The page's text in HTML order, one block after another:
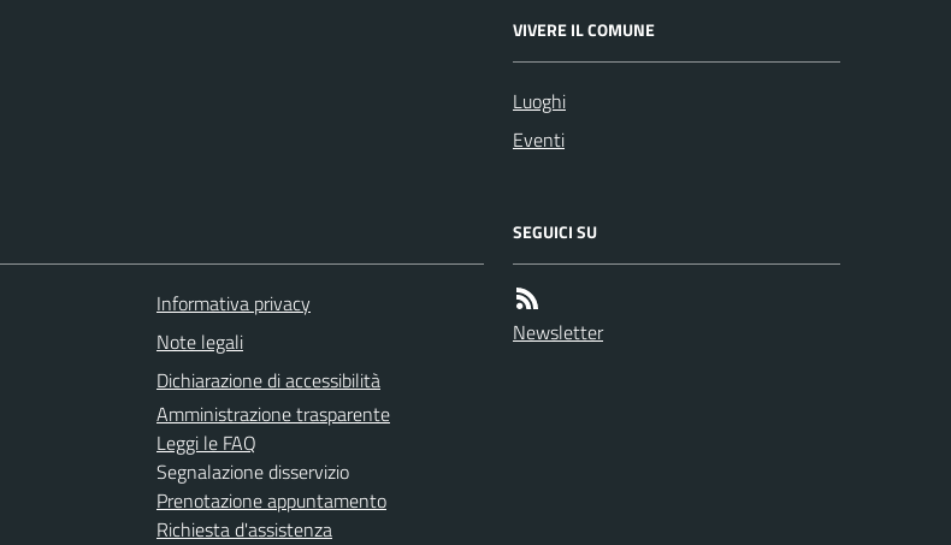
VIVERE IL COMUNE
Luoghi
Eventi
Informativa privacy
Note legali
Dichiarazione di accessibilità
Amministrazione trasparente
Leggi le FAQ
Segnalazione disservizio
Prenotazione appuntamento
Richiesta d'assistenza
SEGUICI SU
Newsletter